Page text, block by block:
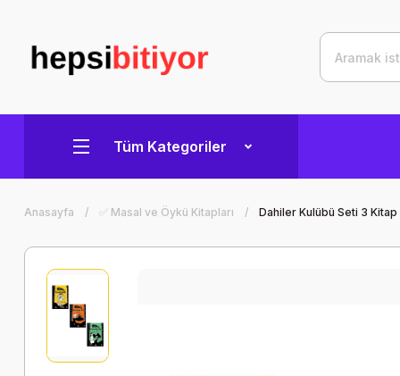
Tüm Kategoriler
Anasayfa ✅ Masal ve Öykü Kitapları Dahiler Kulübü Seti 3 Kitap